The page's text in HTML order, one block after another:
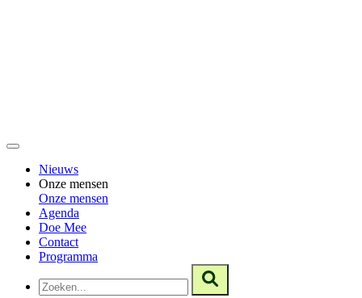
Nieuws
Onze mensen
Onze mensen
Agenda
Doe Mee
Contact
Programma